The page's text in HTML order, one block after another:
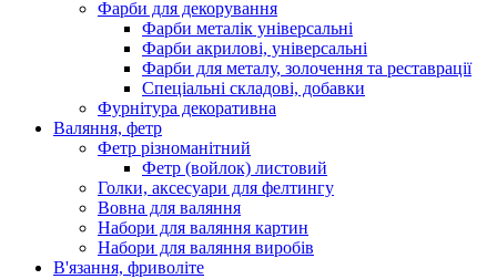
Фарби для декорування
Фарби металік універсальні
Фарби акрилові, універсальні
Фарби для металу, золочення та реставрації
Спеціальні складові, добавки
Фурнітура декоративна
Валяння, фетр
Фетр різноманітний
Фетр (войлок) листовий
Голки, аксесуари для фелтингу
Вовна для валяння
Набори для валяння картин
Набори для валяння виробів
В'язання, фриволіте